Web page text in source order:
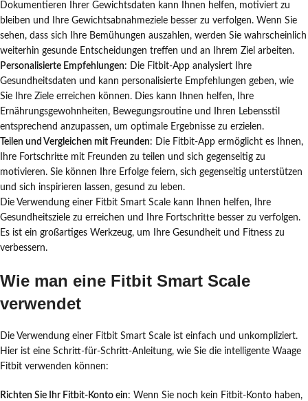
Dokumentieren Ihrer Gewichtsdaten kann Ihnen helfen, motiviert zu
bleiben und Ihre Gewichtsabnahmeziele besser zu verfolgen. Wenn Sie
sehen, dass sich Ihre Bemühungen auszahlen, werden Sie wahrscheinlich
weiterhin gesunde Entscheidungen treffen und an Ihrem Ziel arbeiten.
Personalisierte Empfehlungen: Die Fitbit-App analysiert Ihre
Gesundheitsdaten und kann personalisierte Empfehlungen geben, wie
Sie Ihre Ziele erreichen können. Dies kann Ihnen helfen, Ihre
Ernährungsgewohnheiten, Bewegungsroutine und Ihren Lebensstil
entsprechend anzupassen, um optimale Ergebnisse zu erzielen.
Teilen und Vergleichen mit Freunden: Die Fitbit-App ermöglicht es Ihnen,
Ihre Fortschritte mit Freunden zu teilen und sich gegenseitig zu
motivieren. Sie können Ihre Erfolge feiern, sich gegenseitig unterstützen
und sich inspirieren lassen, gesund zu leben.
Die Verwendung einer Fitbit Smart Scale kann Ihnen helfen, Ihre
Gesundheitsziele zu erreichen und Ihre Fortschritte besser zu verfolgen.
Es ist ein großartiges Werkzeug, um Ihre Gesundheit und Fitness zu
verbessern.
Wie man eine Fitbit Smart Scale
verwendet
Die Verwendung einer Fitbit Smart Scale ist einfach und unkompliziert.
Hier ist eine Schritt-für-Schritt-Anleitung, wie Sie die intelligente Waage
Fitbit verwenden können:
Richten Sie Ihr Fitbit-Konto ein: Wenn Sie noch kein Fitbit-Konto haben,